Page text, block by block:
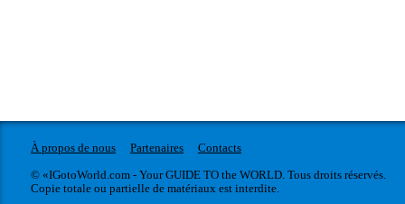
À propos de nous Partenaires
Contacts
© «IGotoWorld.com - Your GUIDE TO the WORLD. Tous droits réservés.
Copie totale ou partielle de matériaux est interdite.